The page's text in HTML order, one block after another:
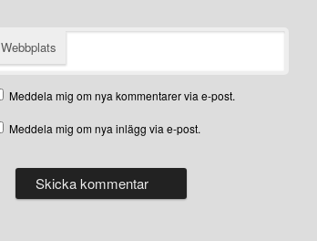
Webbplats
Meddela mig om nya kommentarer via e-post.
Meddela mig om nya inlägg via e-post.